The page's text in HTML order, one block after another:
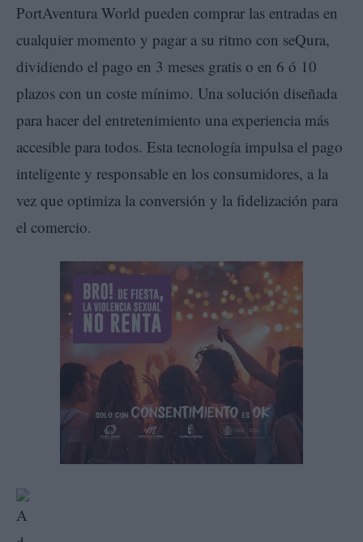
PortAventura World pueden comprar las entradas en
cualquier momento y pagar a su ritmo con seQura,
dividiendo el pago en 3 meses gratis o en 6 ó 10
plazos con un coste mínimo. Una solución diseñada
para hacer del entretenimiento una experiencia más
accesible para todos. Esta tecnología impulsa el pago
inteligente y responsable en los consumidores, a la
vez que optimiza la conversión y la fidelización para
el comercio.